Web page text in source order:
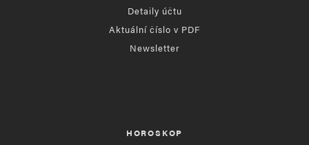
Detaily účtu
Aktuální číslo v PDF
Newsletter
HOROSKOP